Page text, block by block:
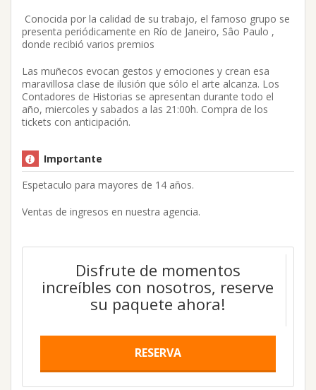
Conocida por la calidad de su trabajo, el famoso grupo se
presenta periódicamente en Río de Janeiro, Sâo Paulo ,
donde recibió varios premios
Las muñecos evocan gestos y emociones y crean esa
maravillosa clase de ilusión que sólo el arte alcanza. Los
Contadores de Historias se apresentan durante todo el
año, miercoles y sabados a las 21:00h. Compra de los
tickets con anticipación.
Importante
Espetaculo para mayores de 14 años.
Ventas de ingresos en nuestra agencia.
Disfrute de momentos
increíbles con nosotros, reserve
su paquete ahora!
RESERVA